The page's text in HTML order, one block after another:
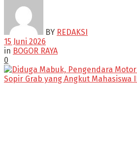
BY REDAKSI
15 Juni 2026
in BOGOR RAYA
0